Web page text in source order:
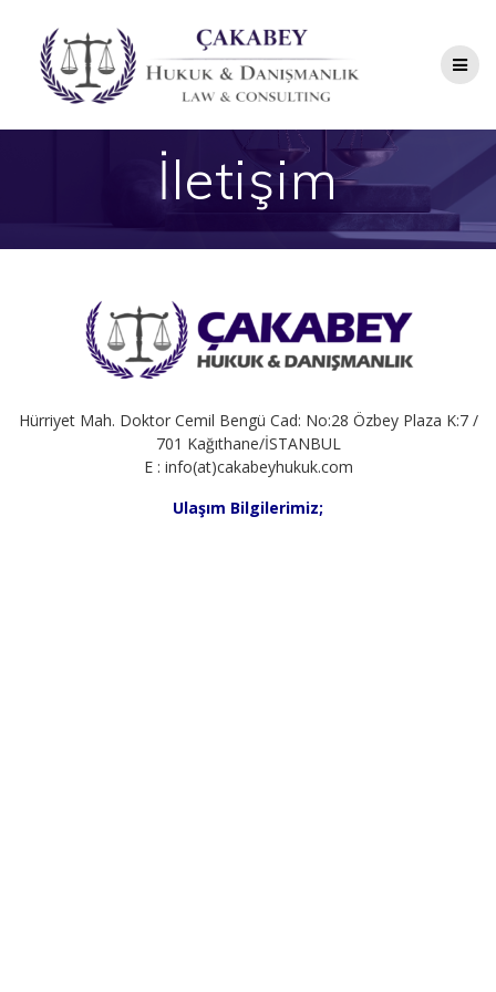
to
content
İletişim
Hürriyet Mah. Doktor Cemil Bengü Cad: No:28 Özbey Plaza K:7 /
701 Kağıthane/İSTANBUL
E : info(at)cakabeyhukuk.com
Ulaşım Bilgilerimiz;